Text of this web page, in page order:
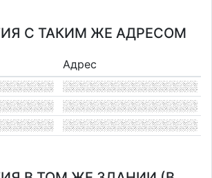
С ТАКИМ ЖЕ АДРЕСОМ
Адрес